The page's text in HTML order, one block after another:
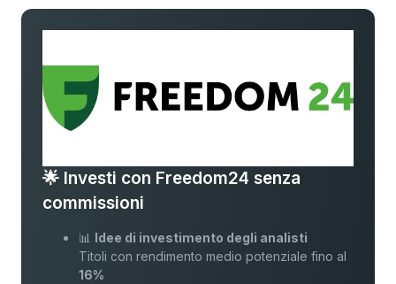
🌟 Investi con Freedom24 senza
commissioni
📊 Idee di investimento degli analisti
Titoli con rendimento medio potenziale fino al
16%